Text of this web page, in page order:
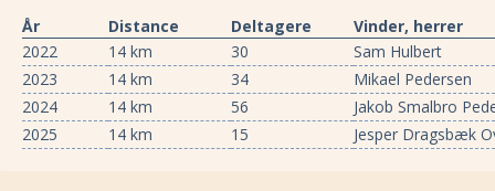
År Distance Deltagere
Vinder, herrer
2022
14 km 30
Sam Hulbert
2023
14 km 34
Mikael Pedersen
2024
14 km 56
Jakob Smalbro
2025
14 km 15 Jesper Dragsbæk